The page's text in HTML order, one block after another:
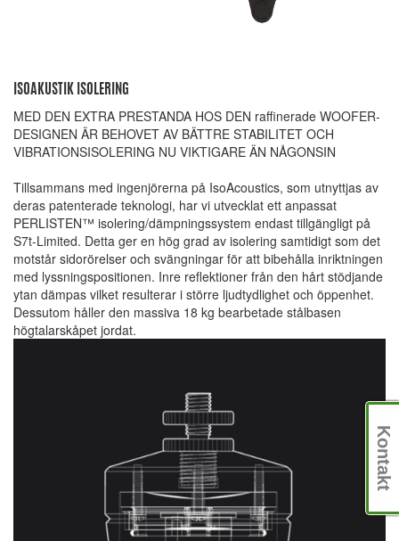
ISOAKUSTIK ISOLERING
MED DEN EXTRA PRESTANDA HOS DEN raffinerade WOOFER-
DESIGNEN ÄR BEHOVET AV BÄTTRE STABILITET OCH
VIBRATIONSISOLERING NU VIKTIGARE ÄN NÅGONSIN
Tillsammans med ingenjörerna på IsoAcoustics, som utnyttjas av
deras patenterade teknologi, har vi utvecklat ett anpassat
PERLISTEN™ isolering/dämpningssystem endast tillgängligt på
S7t-Limited. Detta ger en hög grad av isolering samtidigt som det
motstår sidorörelser och svängningar för att bibehålla inriktningen
med lyssningspositionen. Inre reflektioner från den hårt stödjande
ytan dämpas vilket resulterar i större ljudtydlighet och öppenhet.
Dessutom håller den massiva 18 kg bearbetade stålbasen
högtalarskåpet jordat.
Kontakt